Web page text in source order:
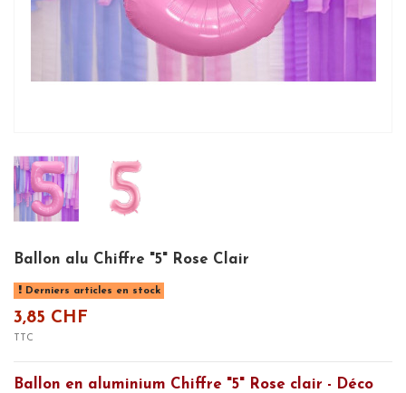
Ballon alu Chiffre "5" Rose Clair
Derniers articles en stock
3,85 CHF
TTC
Ballon en aluminium Chiffre "5" Rose clair - Déco